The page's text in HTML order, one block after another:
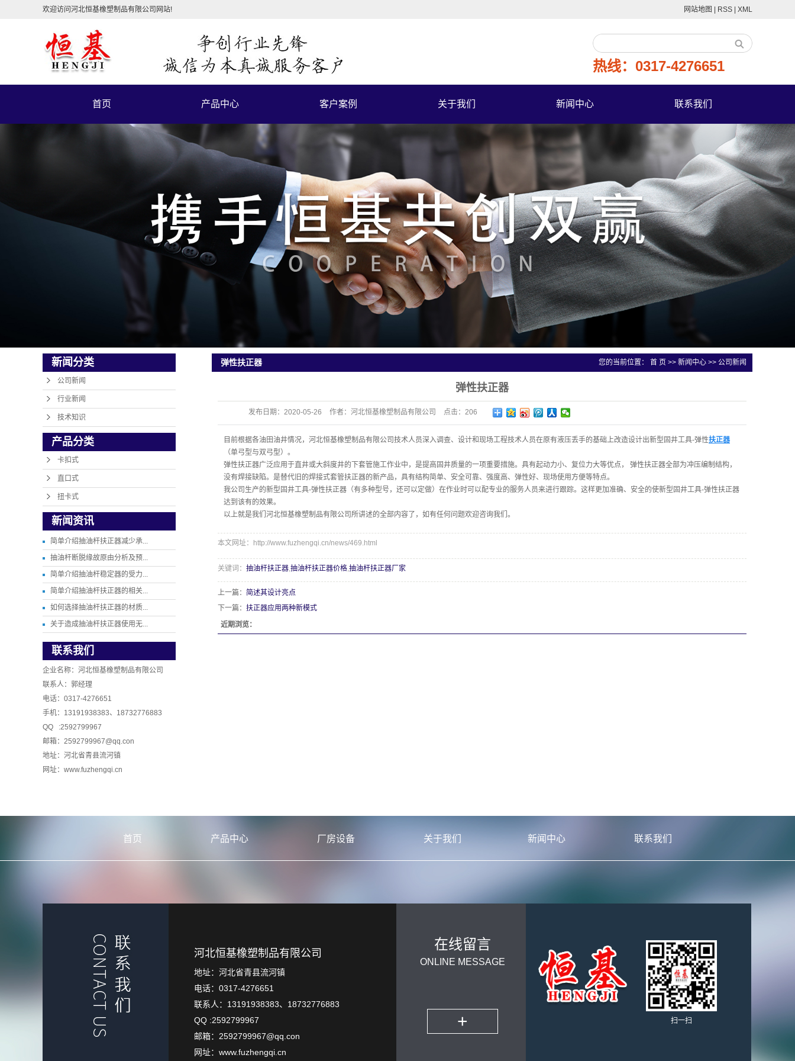
欢迎访问河北恒基橡塑制品有限公司网站! 网站地图 RSS XML
热线：0317-4276651
首页 产品中心
直口式
客户案例
客户案例
关于我们 新闻中心
公司新闻
行业新闻
技术知识
联系我们
新闻分类
公司新闻
行业新闻
技术知识
产品分类
卡扣式
直口式
扭卡式
新闻资讯
简单介绍抽油杆扶正器减少承...
抽油杆断脱缘故原由分析及预...
简单介绍抽油杆稳定器的受力...
简单介绍抽油杆扶正器的相关...
如何选择抽油杆扶正器的材质...
关于造成抽油杆扶正器使用无...
联系我们
企业名称：河北恒基橡塑制品有限公司
联系人：郭经理
电话：0317-4276651
手机：13191938383、18732776883
QQ :2592799967
邮箱：2592799967@qq.con
地址：河北省青县流河镇
网址：www.fuzhengqi.cn
弹性扶正器 您的当前位置： 首 页 >> 新闻中心 >> 公司新闻
弹性扶正器
发布日期： 2020-05-26 作者： 河北恒基橡塑制品有限公司 点击： 206
目前根据各油田油井情况，河北恒基橡塑制品有限公司技术人员深入调查、设计和现场工程技术人员在原有液压丢手的基础上改造设计出新型固井工具-弹性扶正器
（单弓型与双弓型）。
弹性扶正器广泛应用于直井或大斜度井的下套管施工作业中，是提高固井质量的一项重要措施。具有起动力小、复位力大等优点， 弹性扶正器全部为冲压编制结构，
没有焊接缺陷。是替代旧的焊接式套管扶正器的新产品，具有结构简单、安全可靠、强度高、弹性好、现场使用方便等特点。
我公司生产的新型固井工具-弹性扶正器（有多种型号，还可以定做）在作业时可以配专业的服务人员来进行跟踪。这样更加准确、安全的使新型固井工具-弹性扶正器
达到该有的效果。
以上就是我们河北恒基橡塑制品有限公司所讲述的全部内容了，如有任何问题欢迎咨询我们。
本文网址：http://www.fuzhengqi.cn/news/469.html
关键词： 抽油杆扶正器,抽油杆扶正器价格,抽油杆扶正器厂家
上一篇： 简述其设计亮点
下一篇： 扶正器应用两种新模式
近期浏览：
首页 产品中心 厂房设备 关于我们 新闻中心 联系我们
河北恒基橡塑制品有限公司
地址：河北省青县流河镇
电话：0317-4276651
联系人：13191938383、18732776883
QQ :2592799967
邮箱：2592799967@qq.con
网址：www.fuzhengqi.cn
在线留言
ONLINE MESSAGE
+ 扫一扫